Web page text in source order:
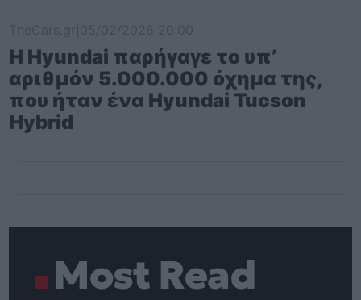
Η Hyundai παρήγαγε το υπ’
αριθμόν 5.000.000 όχημα της,
που ήταν ένα Hyundai Tucson
Hybrid
Most Read